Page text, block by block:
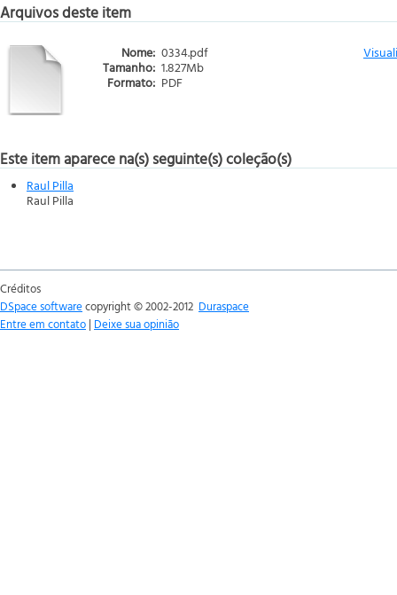
Arquivos deste item
Nome: 0334.pdf
Tamanho: 1.827Mb
Formato: PDF
Este item aparece na(s) seguinte(s) coleção(s)
Raul Pilla
Raul Pilla
Créditos
DSpace softwarecopyright © 2002-2012 Duraspace
Entre em contato | Deixe sua opinião